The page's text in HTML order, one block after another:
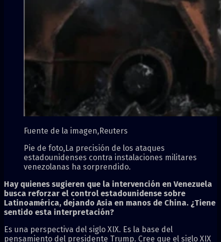
Fuente de la imagen,Reuters
Pie de foto,La precisión de los ataques
estadounidenses contra instalaciones militares
venezolanas ha sorprendido.
Hay quienes sugieren que la intervención en Venezuela
busca reforzar el control estadounidense sobre
Latinoamérica, dejando Asia en manos de China. ¿Tiene
sentido esta interpretación?
Es una perspectiva del siglo XIX. Es la base del
pensamiento del presidente Trump. Cree que el siglo XIX